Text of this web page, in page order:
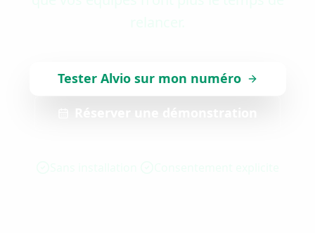
Tester Alvio sur mon numéro